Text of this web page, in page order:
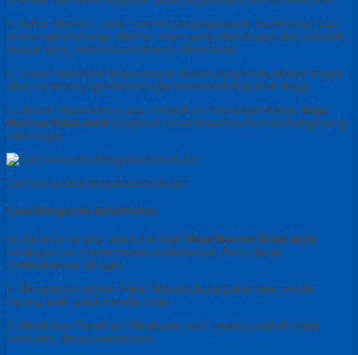
3. Bahan Marmer: Jenis marmer yang digunakan dalam meja juga
memengaruhi harga. Marmer alami yang lebih langka atau memiliki
kilauan yang istimewa cenderung lebih mahal.
4. Desain dan Detail: Meja dengan desain yang rumit, ukiran tangan,
atau ornamen yng indah mungkin memiliki harga lebih tinggi.
5. Ukuran: Ukuran meja juga menjadi pertimbangan harga.
Meja
Marmer Bulat Antikyang lebih besar biasanya memiliki harga yang
lebih tinggi.
Contoh Gambar Meja Marmer Bulat
Cara Mengecek Autentisitas
ketika anda berpikir untuk membeli Meja Marmer Bulat Antik
penting untuk memeriksa autentisitasnya. Anda dapat
melakukannya dengan:
1. Mengkonsultasikan Pakar: Menghubungi pakar atau penilai
barang antik untuk menilai meja.
2. Melakukan Penelitan: Melakukan riset tentang sejarah meja,
produsen, dan provenansnya.